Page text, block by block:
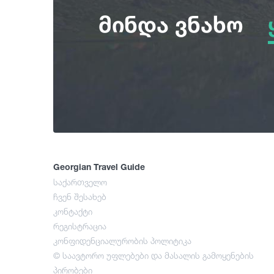
მინდა ვნახო
Georgian Travel Guide
საქართველო
ჩვენ შესახებ
კონტაქტი
რეგისტრაცია
კონფიდენციალურობის პოლიტიკა
© საავტორო უფლებები და მასალის გამოყენების
პირობები